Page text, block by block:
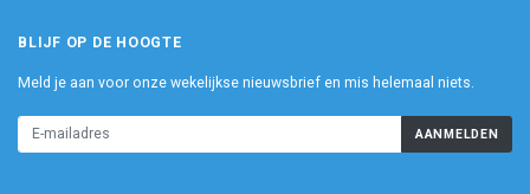
BLIJF OP DE HOOGTE
Meld je aan voor onze wekelijkse nieuwsbrief en mis helemaal niets.
AANMELDEN